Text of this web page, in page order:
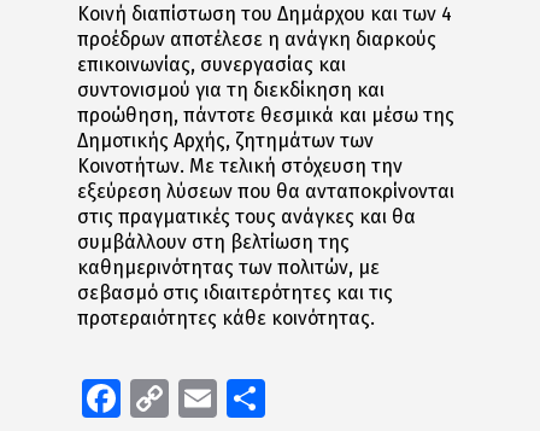
Κοινή διαπίστωση του Δημάρχου και των 4
προέδρων αποτέλεσε η ανάγκη διαρκούς
επικοινωνίας, συνεργασίας και
συντονισμού για τη διεκδίκηση και
προώθηση, πάντοτε θεσμικά και μέσω της
Δημοτικής Αρχής, ζητημάτων των
Κοινοτήτων. Με τελική στόχευση την
εξεύρεση λύσεων που θα ανταποκρίνονται
στις πραγματικές τους ανάγκες και θα
συμβάλλουν στη βελτίωση της
καθημερινότητας των πολιτών, με
σεβασμό στις ιδιαιτερότητες και τις
προτεραιότητες κάθε κοινότητας.
Facebook
CopyEmail